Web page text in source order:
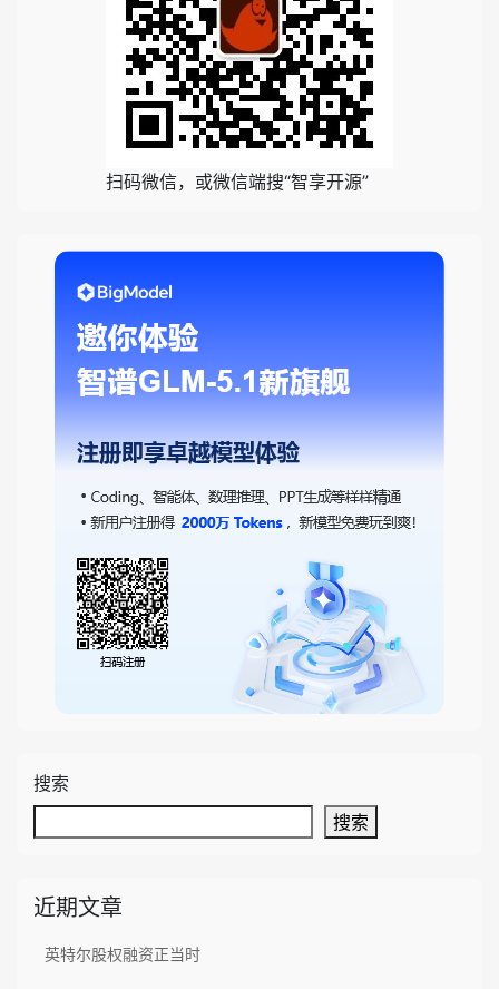
扫码微信，或微信端搜“智享开源”
搜索
搜索
近期文章
英特尔股权融资正当时